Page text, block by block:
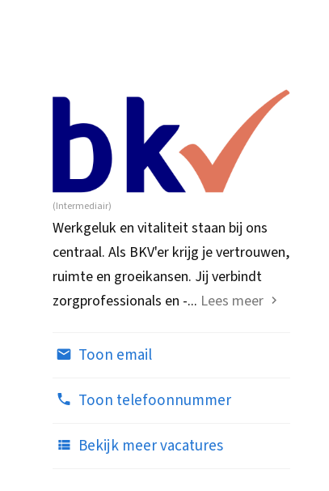
(Intermediair)
Werkgeluk en vitaliteit staan bij ons
centraal. Als BKV'er krijg je vertrouwen,
ruimte en groeikansen. Jij verbindt
zorgprofessionals en -... Lees meer
Toon email
Toon telefoonnummer
Bekijk meer vacatures